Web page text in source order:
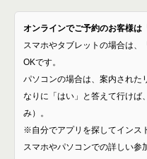
オンラインでご予約のお客様は
スマホやタブレットの場合は、
OKです。
パソコンの場合は、案内された
なりに「はい」と答えて行けば
み）。
※自分でアプリを探してインス
スマホやパソコンでの詳しい